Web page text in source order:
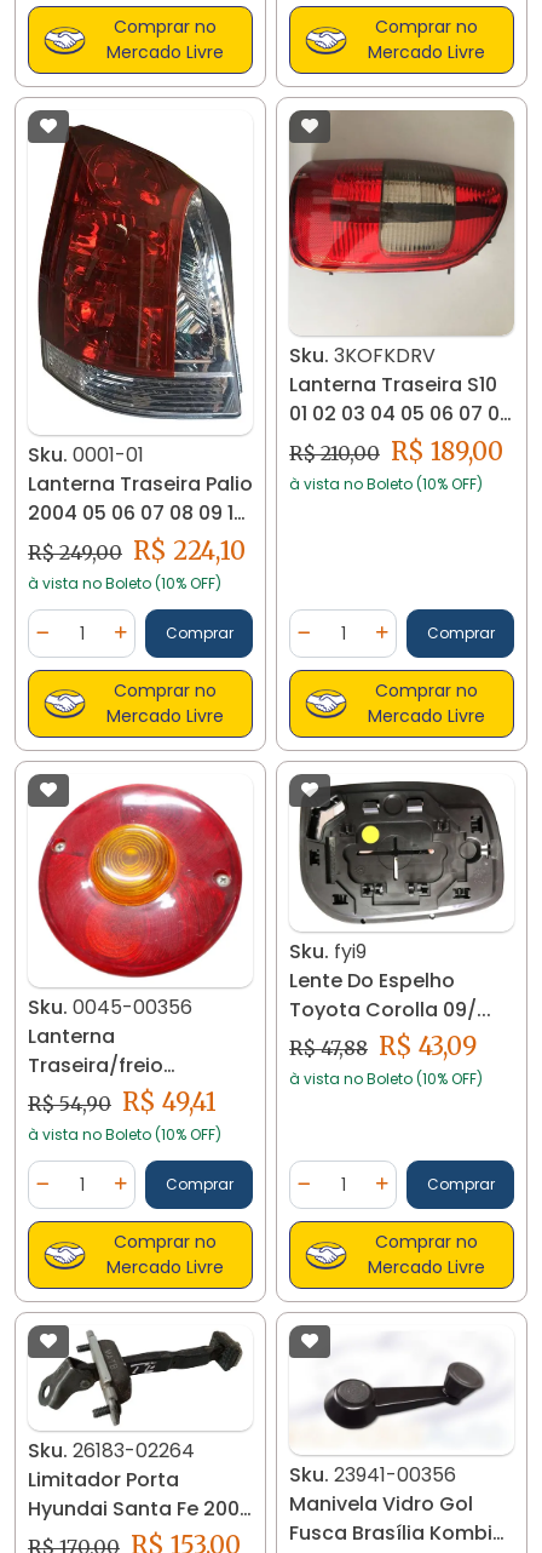
Comprar no
Mercado Livre
Comprar no
Mercado Livre
Sku. 0001-01
Lanterna Traseira Palio
2004 05 06 07 08 09 10
11 12 Fumê
R$ 249,00 R$ 224,10
à vista no Boleto (10% OFF)
Diminuir Quantidade
Quantidade
Adicionar Quantidade
Comprar
Comprar no
Mercado Livre
Sku. 3KOFKDRV
Lanterna Traseira S10
01 02 03 04 05 06 07 08
09 Ré Fumê
R$ 210,00 R$ 189,00
à vista no Boleto (10% OFF)
Diminuir Quantidade
Quantidade
AdicionarComprar
Comprar no
Mercado Livre
Sku. 0045-00356
Lanterna
Traseira/freio
Mercedes 608 1113/1111
Até 82 0045 - -
R$ 54,90 R$ 49,41
à vista no Boleto (10% OFF)
Diminuir Quantidade
Quantidade
Adicionar Quantidade
Comprar
Comprar no
Mercado Livre
Sku. fyi9
Lente Do Espelho
Toyota Corolla 09/...
R$ 47,88 R$ 43,09
à vista no Boleto (10% OFF)
Diminuir Quantidade
Quantidade
AdicionarComprar
Comprar no
Mercado Livre
Sku. 26183-02264
Limitador Porta
Hyundai Santa Fe 2008
/ 2012 - Te 26183
R$ 170,00 R$ 153,00
Sku. 23941-00356
Manivela Vidro Gol
Fusca Brasília Kombi